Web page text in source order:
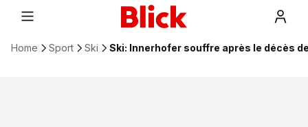
Home Sport Ski Ski: Innerhofer souffre après le décès